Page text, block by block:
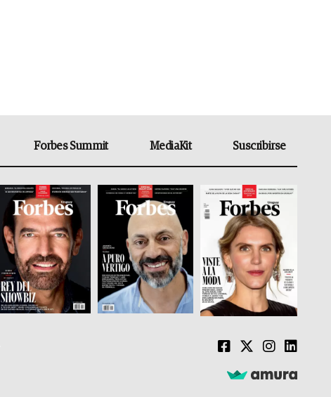
Forbes Summit MediaKit Suscribirse